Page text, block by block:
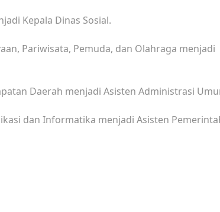
Kepala Dinas Sosial.
Pariwisata, Pemuda, dan Olahraga menjadi
Daerah menjadi Asisten Administrasi
dan Informatika menjadi Asisten